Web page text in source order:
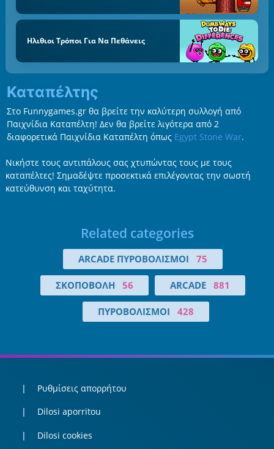
Ηλιθιοι Τρόποι Για Να Πεθάνεις
Καταπέλτης
Στο Funnygames.gr θα βρείτε την καλύτερη συλλογή από
Παιχνίδια Καταπέλτη! Δεν θα βρείτε λιγότερα από 2
διαφορετικά Παιχνίδια Καταπέλτη όπως Egypt Stone War.
Νικήστε τους αντιπάλους σας χτυπώντας τους με τους
καταπέλτες! Σημαδέψτε προσεκτικά επιλέγοντας την σωστή
κατεύθυνση και ταχύτητα.
Related categories
ARCADE ΠΥΡΟΒΟΛΙΣΜΟΊ 75
ΣΚΟΠΟΒΟΛΉ 56 ARCADE 881
ΠΥΡΟΒΟΛΙΣΜΟΊ 428
Ρυθμίσεις απορρήτου
Dilosi aporritou
Dilosi cookies